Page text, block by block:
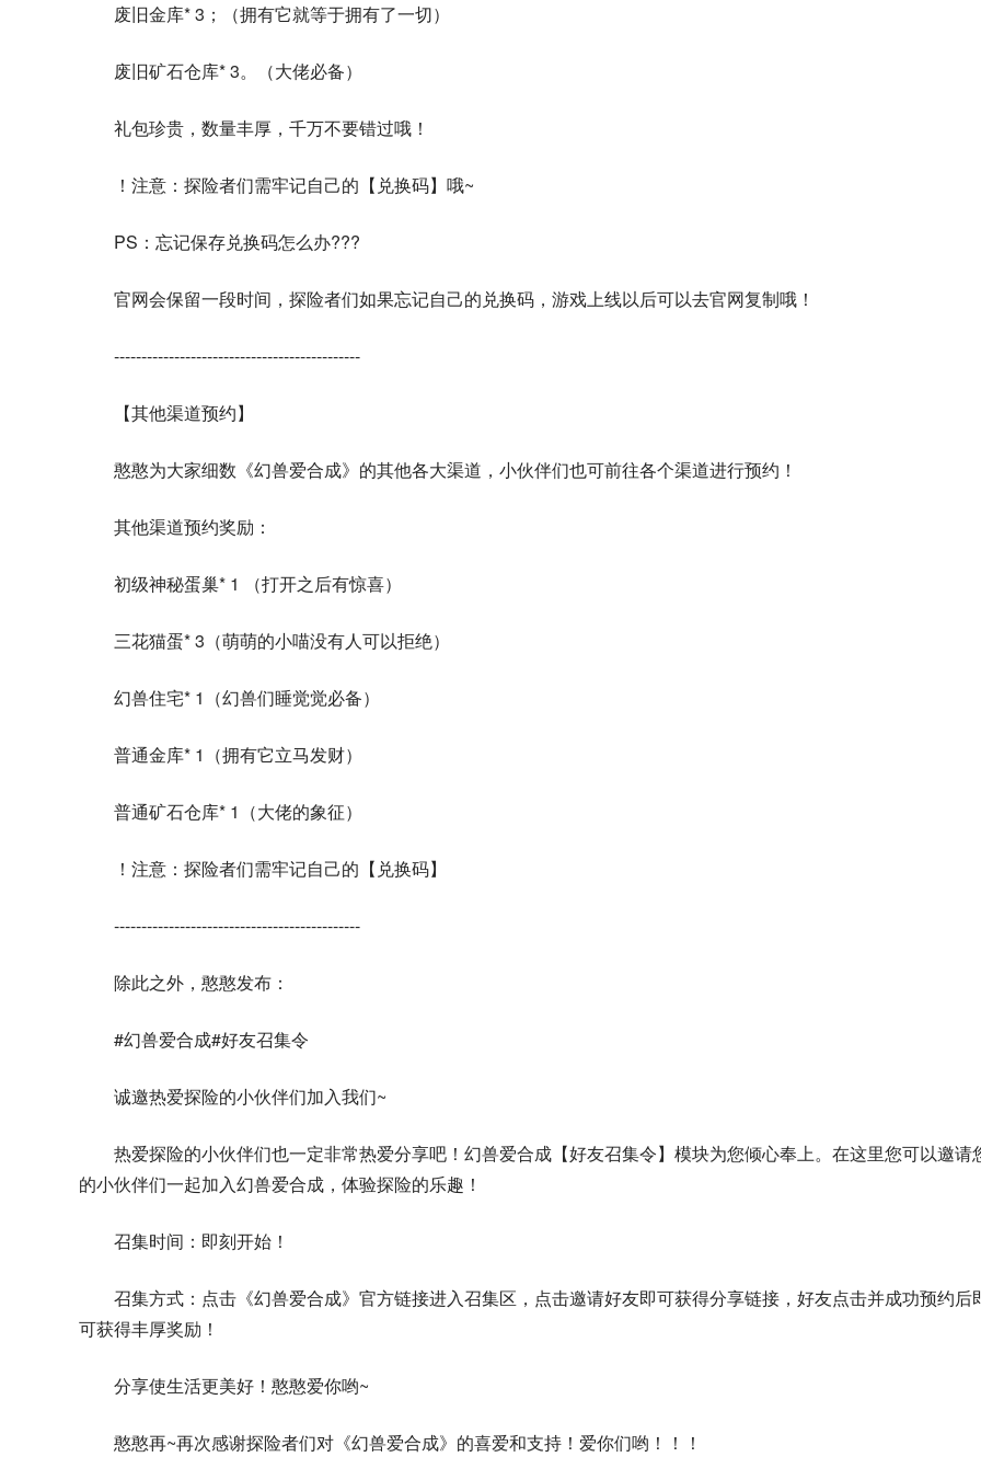
废旧金库* 3；（拥有它就等于拥有了一切）
废旧矿石仓库* 3。（大佬必备）
礼包珍贵，数量丰厚，千万不要错过哦！
！注意：探险者们需牢记自己的【兑换码】哦~
PS：忘记保存兑换码怎么办???
官网会保留一段时间，探险者们如果忘记自己的兑换码，游戏上线以后可以去官网复制哦！
---------------------------------------------
【其他渠道预约】
憨憨为大家细数《幻兽爱合成》的其他各大渠道，小伙伴们也可前往各个渠道进行预约！
其他渠道预约奖励：
初级神秘蛋巢* 1 （打开之后有惊喜）
三花猫蛋* 3（萌萌的小喵没有人可以拒绝）
幻兽住宅* 1（幻兽们睡觉觉必备）
普通金库* 1（拥有它立马发财）
普通矿石仓库* 1（大佬的象征）
！注意：探险者们需牢记自己的【兑换码】
---------------------------------------------
除此之外，憨憨发布：
#幻兽爱合成#好友召集令
诚邀热爱探险的小伙伴们加入我们~
热爱探险的小伙伴们也一定非常热爱分享吧！幻兽爱合成【好友召集令】模块为您倾心奉上。在这里您可以邀请
的小伙伴们一起加入幻兽爱合成，体验探险的乐趣！
召集时间：即刻开始！
召集方式：点击《幻兽爱合成》官方链接进入召集区，点击邀请好友即可获得分享链接，好友点击并成功预约后
可获得丰厚奖励！
分享使生活更美好！憨憨爱你哟~
憨憨再~再次感谢探险者们对《幻兽爱合成》的喜爱和支持！爱你们哟！！！